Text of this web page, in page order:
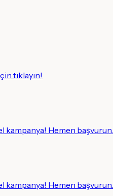
tıklayın!
kampanya! Hemen başvurun.
kampanya! Hemen başvurun.